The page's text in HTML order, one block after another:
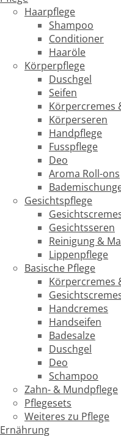
Haarpflege
Shampoo
Conditioner
Haaröle
Körperpflege
Duschgel
Seifen
Körpercremes
Körperseren
Handpflege
Fusspflege
Deo
Aroma Roll-ons
Gesichtspflege
Gesichtsseren
Reinigung &
Lippenpflege
Basische Pflege
Körpercremes
Handcremes
Handseifen
Badesalze
Duschgel
Deo
Schampoo
Zahn- & Mundpflege
Pflegesets
Weiteres zu Pflege
Ernährung